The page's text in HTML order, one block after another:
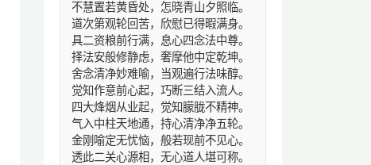
不慧置若黄昏处，怎晓青山夕照临。
道次第观轮回苦，欣慰已得暇满身。
具二资粮前行满，息心四念法中尊。
择法安般修静虑，奢摩他中定乾坤。
舍念清净妙难喻，当观遍行法味醇。
觉知作意前心起，巧断三结入流人。
四大烽烟从业起，觉知朦胧不精神。
气入中柱天地通，持心清净净五轮。
金刚喻定无忧恼，般若现前不见心。
透此二关心源相，无心道人堪可称。